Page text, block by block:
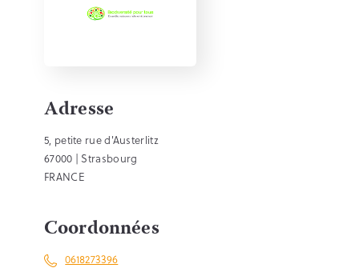
Adresse
5, petite rue d'Austerlitz
67000 | Strasbourg
FRANCE
Coordonnées
0618273396